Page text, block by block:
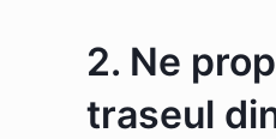
2. Ne
traseul